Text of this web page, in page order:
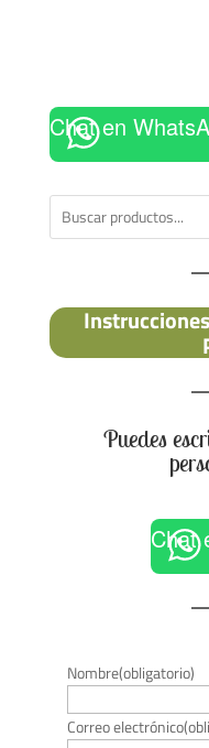
Chat en
Puedes
Chat
Nombre(obligatorio)
Correo electrónico